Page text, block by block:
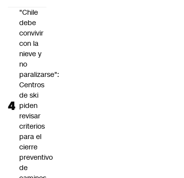
"Chile
debe
convivir
con la
nieve y
no
paralizarse":
Centros
de ski
piden
revisar
criterios
para el
cierre
preventivo
de